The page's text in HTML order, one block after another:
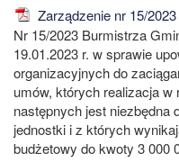
Zarządzenie nr 15/
Nr 15/2023 Burmistrza
19.01.2023 r. w sprawie
organizacyjnych do
umów, których realizacja
następnych jest niezbędna
jednostki i z których
budżetowy do kwoty 3 000